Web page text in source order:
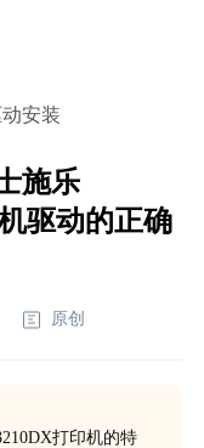
安装
施乐
驱动的正确
原创
打印机的特